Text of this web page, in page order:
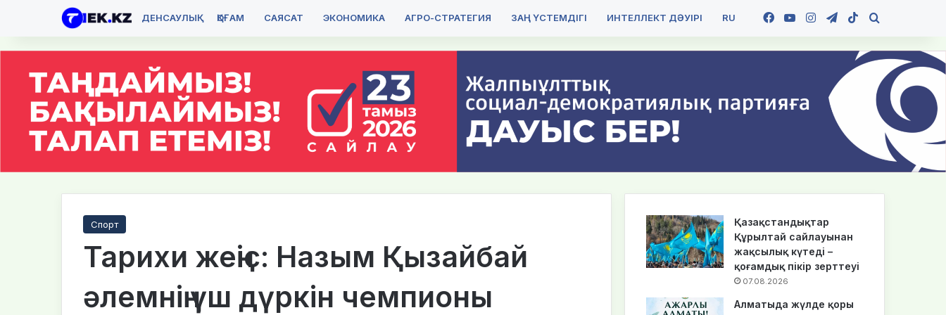
ДЕНСАУЛЫҚ ҚОҒАМ САЯСАТ ЭКОНОМИКА АГРО-СТРАТЕГИЯ ЗАҢ ҮСТЕМДІГІ ИНТЕЛЛЕКТ ДӘУІРІ RU Facebook
YouTubeInstagram
Telegram
TikTok
Спорт
Тарихи жеңіс: Назым Қызайбай
әлемнің үш дүркін чемпионы
Қазақстандықтар
Құрылтай сайлауынан
жақсылық күтеді –
қоғамдық пікір зерттеуі
07.08.2026
Алматыда жүлде қоры